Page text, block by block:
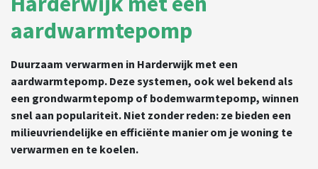
aardwarmtepomp
Duurzaam verwarmen in Harderwijk met een
aardwarmtepomp. Deze systemen, ook wel bekend als
een grondwarmtepomp of bodemwarmtepomp, winnen
snel aan populariteit. Niet zonder reden: ze bieden een
milieuvriendelijke en efficiënte manier om je woning te
verwarmen en te koelen.